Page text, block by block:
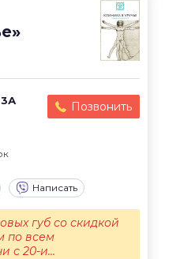
Позвонить
Написать
губ со скидкой
по всем
с 20-и...